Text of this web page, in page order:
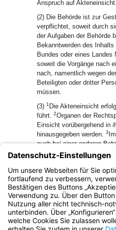
Anspruch auf Akteneinsicht.
(2) Die Behörde ist zur
verpflichtet, soweit durch
der Aufgaben der Behörde
Bekanntwerden des
Bundes oder eines Landes
soweit die Vorgänge nach
nach, namentlich wegen
Beteiligten oder dritter
müssen.
(3) 1 Die Akteneinsicht
führt. 2Organen der
Einsicht vorübergehend in
hinausgegeben werden. 3
auch bei einer anderen
diplomatischen oder
Bundesrepublik
Ausnahmen kann die
gestatten.
Bayern.de
BayernPortal